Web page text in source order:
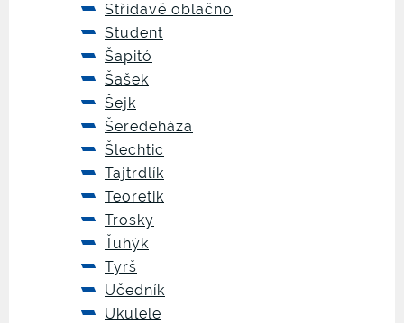
Střídavě oblačno
Student
Šapitó
Šašek
Šejk
Šeredeháza
Šlechtic
Tajtrdlík
Teoretik
Trosky
Ťuhýk
Tyrš
Učedník
Ukulele